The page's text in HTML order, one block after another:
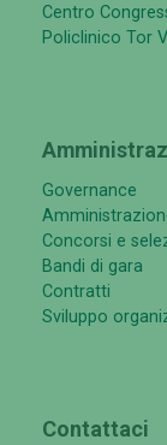
Centro
Policlinico Tor
Governance
Concorsi e
Bandi di gara
Contratti
Sviluppo
Contattaci